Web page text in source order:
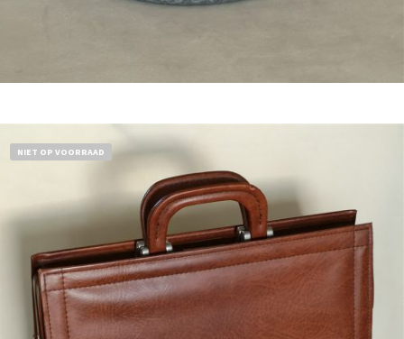
NIET OP VOORRAAD